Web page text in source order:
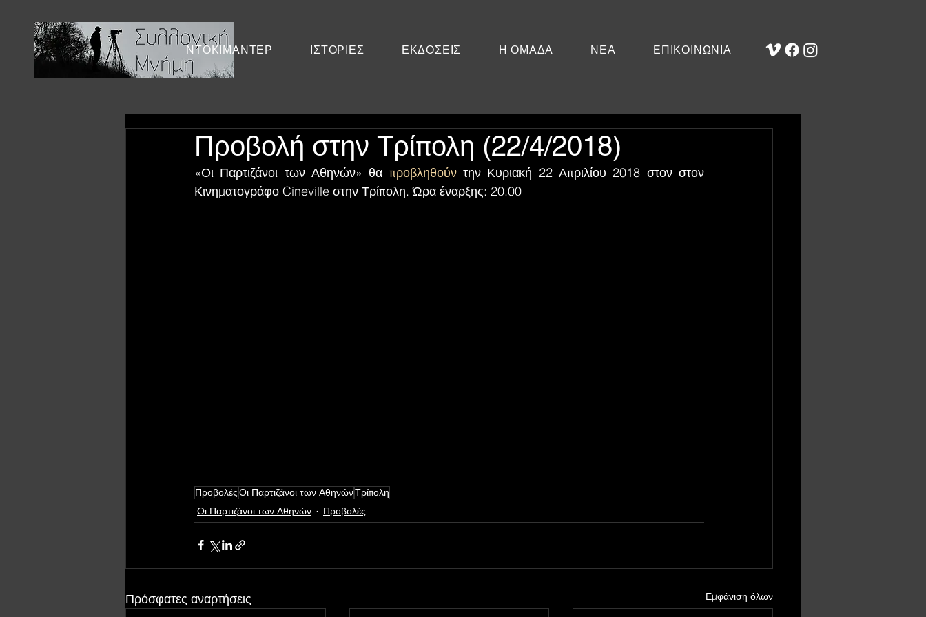
ΝΤΟΚΙΜΑΝΤΕΡ ΙΣΤΟΡΙΕΣ ΕΚΔΟΣΕΙΣ Η ΟΜΑΔΑ ΝΕΑ ΕΠΙΚΟΙΝΩΝΙΑ
Προβολή στην Τρίπολη (22/4/2018)
«Οι Παρτιζάνοι των Αθηνών» θα προβληθούν την Κυριακή 22 Απριλίου 2018 στον στον
Κινηματογράφο Cineville στην Τρίπολη. Ώρα έναρξης: 20.00
ΠροβολέςΟι Παρτιζάνοι των ΑθηνώνΤρίπολη
Οι Παρτιζάνοι των Αθηνών
Προβολές
Πρόσφατες αναρτήσεις Εμφάνιση όλων